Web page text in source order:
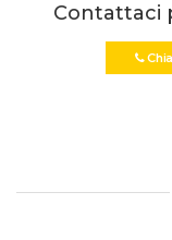
Contattaci